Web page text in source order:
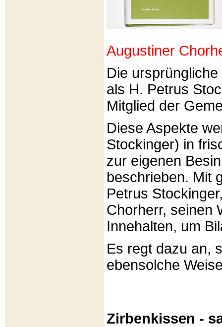
Augustiner
Die
als H. Petrus
Mitglied der
Diese Aspekte
Stockinger) in
zur eigenen
beschrieben. Mit
Petrus
Chorherr, seinen
Innehalten, um
Es regt dazu an,
ebensolche
Zirbenkissen -